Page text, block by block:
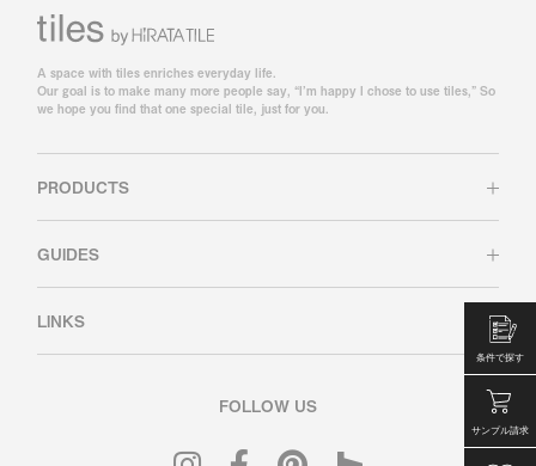
条件で探す
サンプル請求
A space with tiles enriches everyday life.
Our goal is to make many more people say, “I’m happy I chose to use tiles,” So
we hope you find that one special tile, just for you.
PRODUCTS
GUIDES
LINKS
FOLLOW US